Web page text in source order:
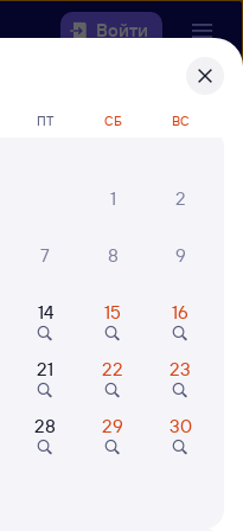
Войти
найтиж/д
Сочи
ПТ СБ ВС
1
2
7 8 9
14 15 16
21 22 23
28 29 30